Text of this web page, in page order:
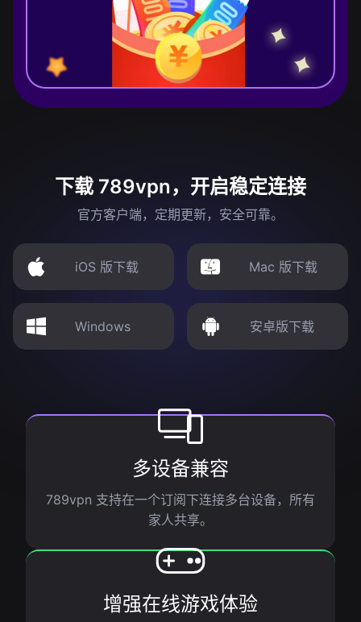
下载 789vpn，开启稳定连接
官方客户端，定期更新，安全可靠。
iOS 版下载 Mac 版下载
Windows 安卓版下载
多设备兼容
789vpn 支持在一个订阅下连接多台设备，所有
家人共享。
增强在线游戏体验